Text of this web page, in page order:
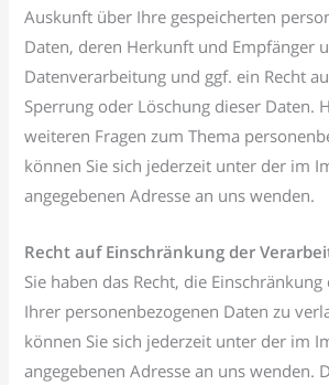
Auskunft über Ihre gespeicherten
Daten, deren Herkunft und Empfänger
Datenverarbeitung und ggf. ein Recht
Sperrung oder Löschung dieser Daten.
weiteren Fragen zum Thema
können Sie sich jederzeit unter der im
angegebenen Adresse an uns wenden.
Recht auf Einschränkung der
Sie haben das Recht, die
Ihrer personenbezogenen Daten zu
können Sie sich jederzeit unter der im
angegebenen Adresse an uns wenden.